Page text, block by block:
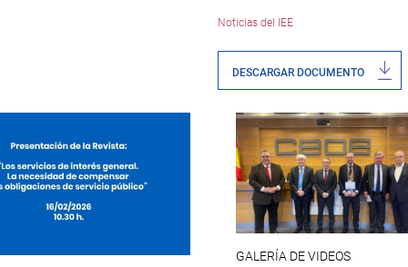
Noticias del IEE
DESCARGAR DOCUMENTO
GALERÍA DE VIDEOS